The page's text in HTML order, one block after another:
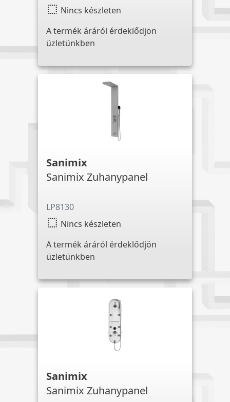
select Nincs készleten
A termék áráról érdeklődjön
üzletünkben
Sanimix
Sanimix Zuhanypanel
LP8130
select Nincs készleten
A termék áráról érdeklődjön
üzletünkben
Sanimix
Sanimix Zuhanypanel